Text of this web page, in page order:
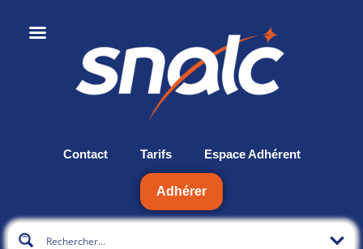
Contact Tarifs Espace Adhérent
Adhérer